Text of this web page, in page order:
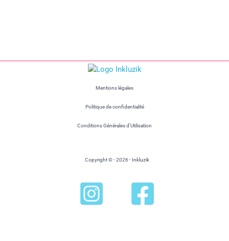
Mentions légales
Politique de confidentialité
Conditions Générales d’Utilisation
Copyright © - 2026 - Inkluzik